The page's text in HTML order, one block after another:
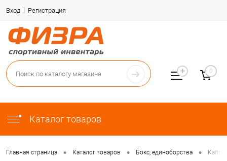
Вход Регистрация
Каталог товаров
0
Главная страница • Каталог товаров • Бокс, единоборства • Капы